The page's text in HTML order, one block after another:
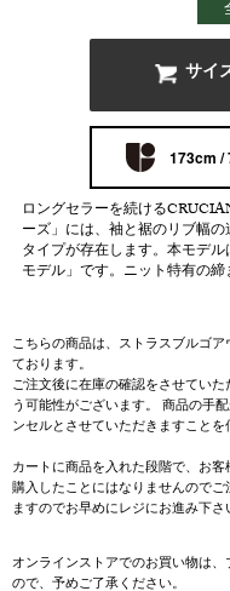
サイ
173cm /
ロングセラーを続ける
ーズ」には、袖と裾のリブ幅
タイプが存在します。本モデ
モデル」です。ニット特有の
かな印象を与えてくれます。
枚です。もちろん、ジャケッ
場面を問わず活躍する、汎用
27ゲージシリーズ
毎シーズン豊富なカラーバリ
数の多さにとどまらず、いず
のが特徴です。春夏はコット
を楽しめるのも魅力のひとつ
細なエキストラファイン・メ
ッチと美しいドレープ感があり
っくりと編み上げることで、
をなでるようなやさしい風合い
こちらの商品は、ストラスブルゴ
ております。
ご注文後に在庫の確認をさせてい
う可能性がございます。 商品の手
ンセルとさせていただきますことを
カートに商品を入れた段階で、お
購入したことにはなりませんので
ますのでお早めにレジにお進み下さ
オンラインストアでのお買い物は
ので、予めご了承ください。